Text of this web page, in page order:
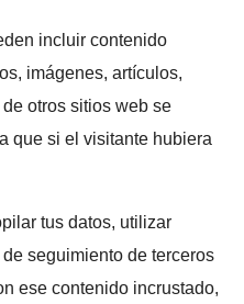
incluir contenido
imágenes, artículos,
otros sitios web se
que si el visitante hubiera
tus datos, utilizar
seguimiento de terceros
ese contenido incrustado,